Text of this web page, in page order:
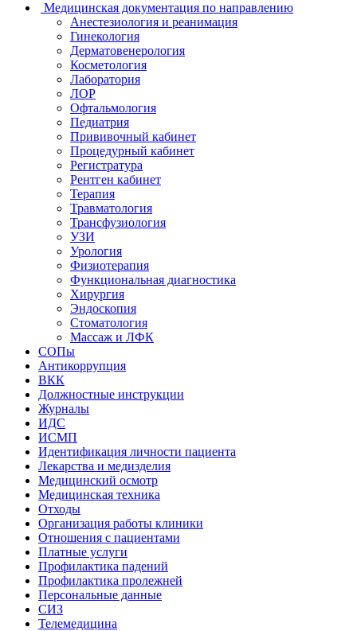
Медицинская документация по направлению
Анестезиология и реанимация
Гинекология
Дерматовенерология
Косметология
Лаборатория
ЛОР
Офтальмология
Педиатрия
Прививочный кабинет
Процедурный кабинет
Регистратура
Рентген кабинет
Терапия
Травматология
Трансфузиология
УЗИ
Урология
Физиотерапия
Функциональная диагностика
Хирургия
Эндоскопия
Стоматология
Массаж и ЛФК
СОПы
Антикоррупция
ВКК
Должностные инструкции
Журналы
ИДС
ИСМП
Идентификация личности пациента
Лекарства и медизделия
Медицинский осмотр
Медицинская техника
Отходы
Организация работы клиники
Отношения с пациентами
Платные услуги
Профилактика падений
Профилактика пролежней
Персональные данные
СИЗ
Телемедицина